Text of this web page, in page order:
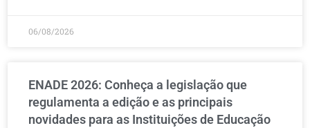
06/08/2026
ENADE 2026: Conheça a legislação que
regulamenta a edição e as principais
novidades para as Instituições de Educação